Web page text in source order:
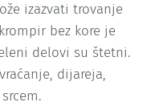
izazvati trovanje
bez kore je
delovi su štetni.
dijareja,